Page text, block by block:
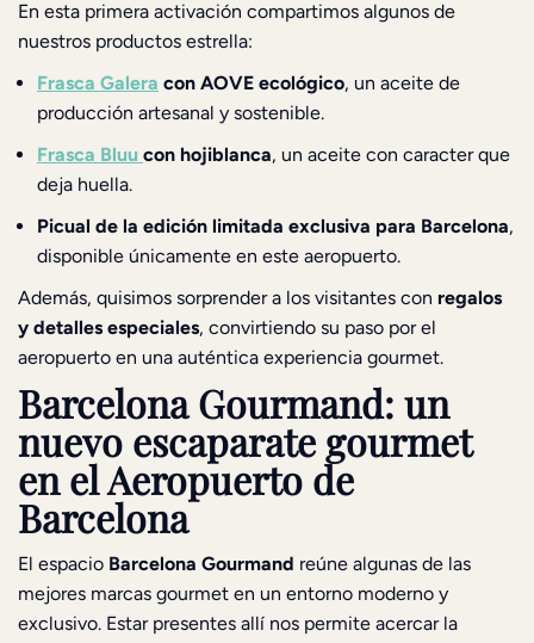
En esta primera activación compartimos algunos de
nuestros productos estrella:
Frasca Galera con AOVE ecológico, un aceite de
producción artesanal y sostenible.
Frasca Bluu con hojiblanca, un aceite con caracter que
deja huella.
Picual de la edición limitada exclusiva para Barcelona,
disponible únicamente en este aeropuerto.
Además, quisimos sorprender a los visitantes con regalos
y detalles especiales, convirtiendo su paso por el
aeropuerto en una auténtica experiencia gourmet.
Barcelona Gourmand: un
nuevo escaparate gourmet
en el Aeropuerto de
Barcelona
El espacio Barcelona Gourmand reúne algunas de las
mejores marcas gourmet en un entorno moderno y
exclusivo. Estar presentes allí nos permite acercar la